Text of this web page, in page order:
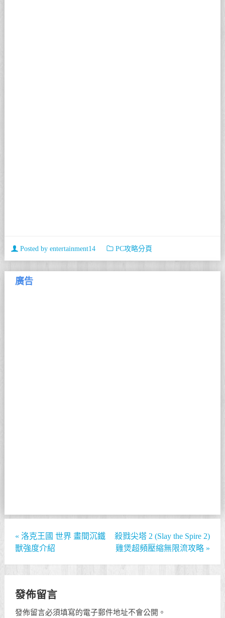
Posted by entertainment14 PC攻略分頁
廣告
« 洛克王國 世界 畫間沉鐵
獸強度介紹
殺戮尖塔 2 (Slay the Spire 2)
雞煲超頻壓縮無限流攻略 »
發佈留言
發佈留言必須填寫的電子郵件地址不會公開。